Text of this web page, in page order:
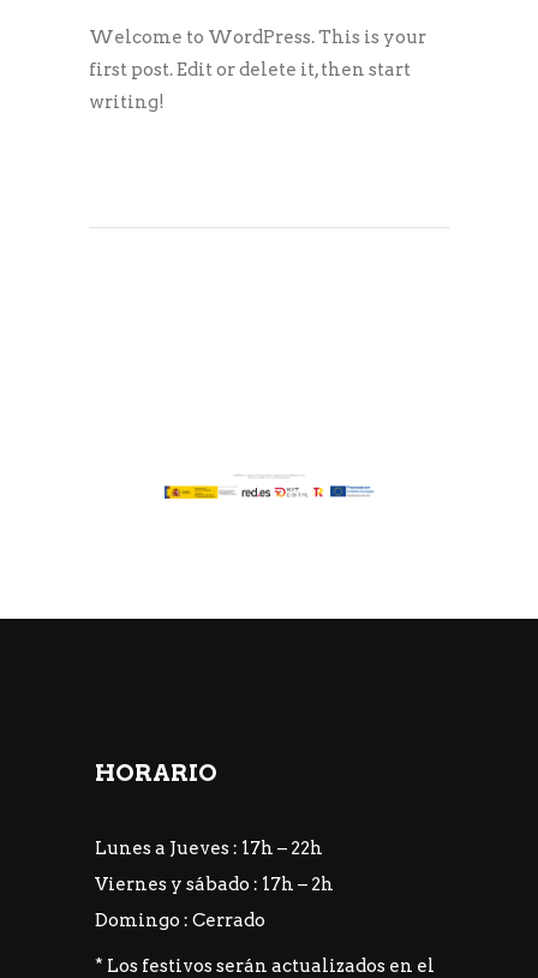
Welcome to WordPress. This is your
first post. Edit or delete it, then start
writing!
HORARIO
Lunes a Jueves : 17h – 22h
Viernes y sábado : 17h – 2h
Domingo : Cerrado
* Los festivos serán actualizados en el